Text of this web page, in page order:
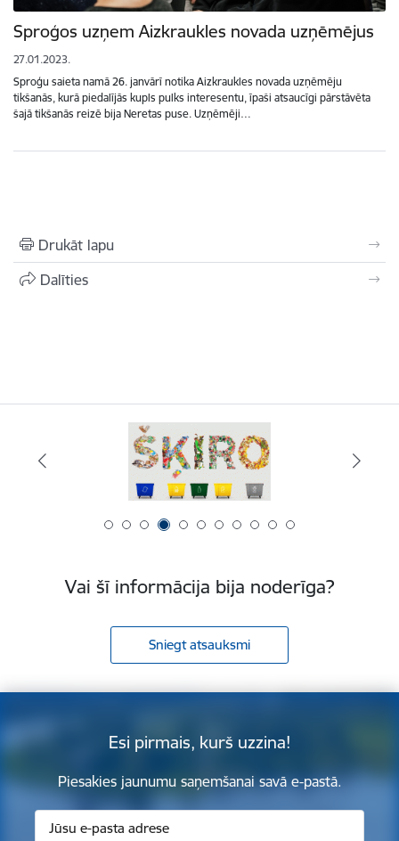
Sproģos uzņem Aizkraukles novada uzņēmējus
27.01.2023.
Sproģu saieta namā 26. janvārī notika Aizkraukles novada uzņēmēju
tikšanās, kurā piedalījās kupls pulks interesentu, īpaši atsaucīgi pārstāvēta
šajā tikšanās reizē bija Neretas puse. Uzņēmēji…
Drukāt lapu
Dalīties
Vai šī informācija bija noderīga?
Sniegt atsauksmi
Esi pirmais, kurš uzzina!
Piesakies jaunumu saņemšanai savā e-pastā.